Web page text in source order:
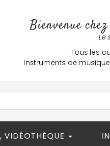
Bienvenue
Le
Tous les
Instruments de
VIDÉOTHÈQUE